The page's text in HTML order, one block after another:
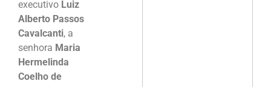
executivo Luiz
Alberto Passos
Cavalcanti, a
senhora Maria
Hermelinda
Coelho de